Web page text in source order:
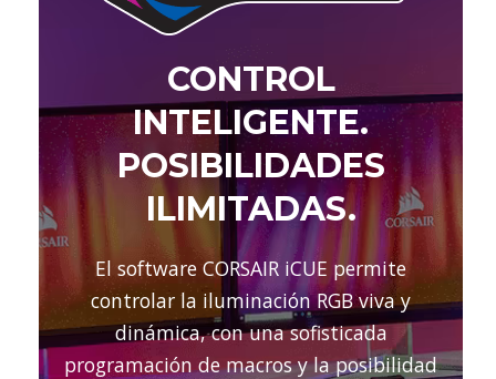
CONTROL
INTELIGENTE.
POSIBILIDADES
ILIMITADAS.
El software CORSAIR iCUE permite
controlar la iluminación RGB viva y
dinámica, con una sofisticada
programación de macros y la posibilidad